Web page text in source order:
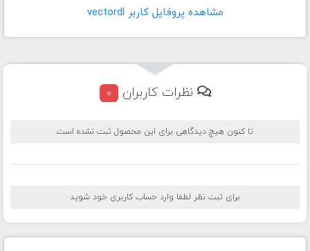
مشاهده پروفايل کاربر vectordl
نظرات کاربران 0
تا کنون هیچ دیدگاهی برای این محصول ثبت نشده است
برای ثبت نظر لطفا وارد حساب کاربری خود شوید